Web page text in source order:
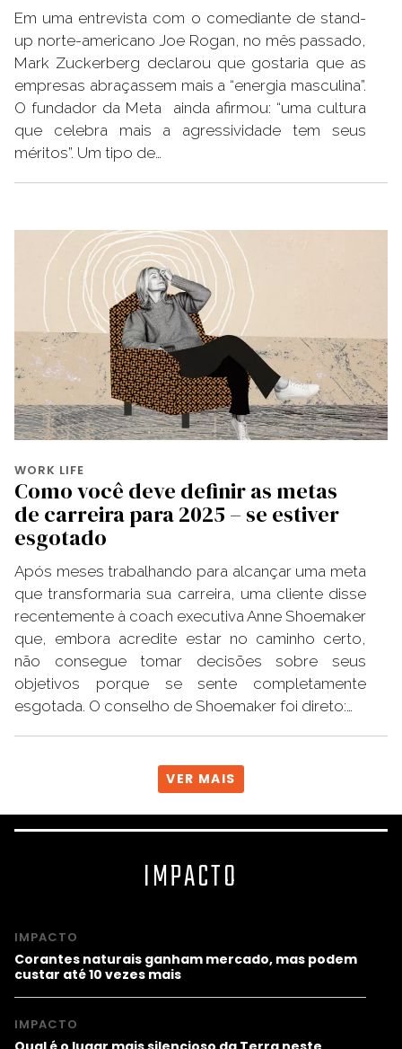
Em uma entrevista com o comediante de stand-
up norte-americano Joe Rogan, no mês passado,
Mark Zuckerberg declarou que gostaria que as
empresas abraçassem mais a “energia masculina”.
O fundador da Meta ainda afirmou: “uma cultura
que celebra mais a agressividade tem seus
méritos”. Um tipo de…
WORK LIFE
Como você deve definir as metas
de carreira para 2025 – se estiver
esgotado
Após meses trabalhando para alcançar uma meta
que transformaria sua carreira, uma cliente disse
recentemente à coach executiva Anne Shoemaker
que, embora acredite estar no caminho certo,
não consegue tomar decisões sobre seus
objetivos porque se sente completamente
esgotada. O conselho de Shoemaker foi direto:…
VER MAIS
IMPACTO
IMPACTO
Corantes naturais ganham mercado, mas podem
custar até 10 vezes mais
IMPACTO